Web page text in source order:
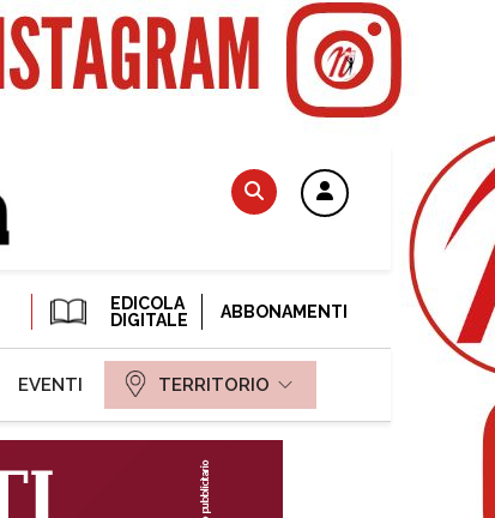
EDICOLA
DIGITALE
ABBONAMENTI
EVENTI TERRITORIO